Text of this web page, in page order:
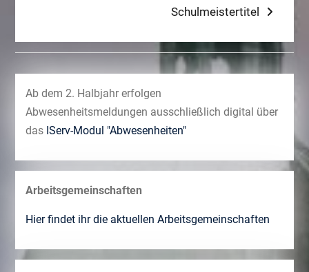
Schulmeistertitel
Ab dem 2. Halbjahr erfolgen
Abwesenheitsmeldungen ausschließlich digital über
das IServ-Modul "Abwesenheiten"
Arbeitsgemeinschaften
Hier findet ihr die aktuellen Arbeitsgemeinschaften